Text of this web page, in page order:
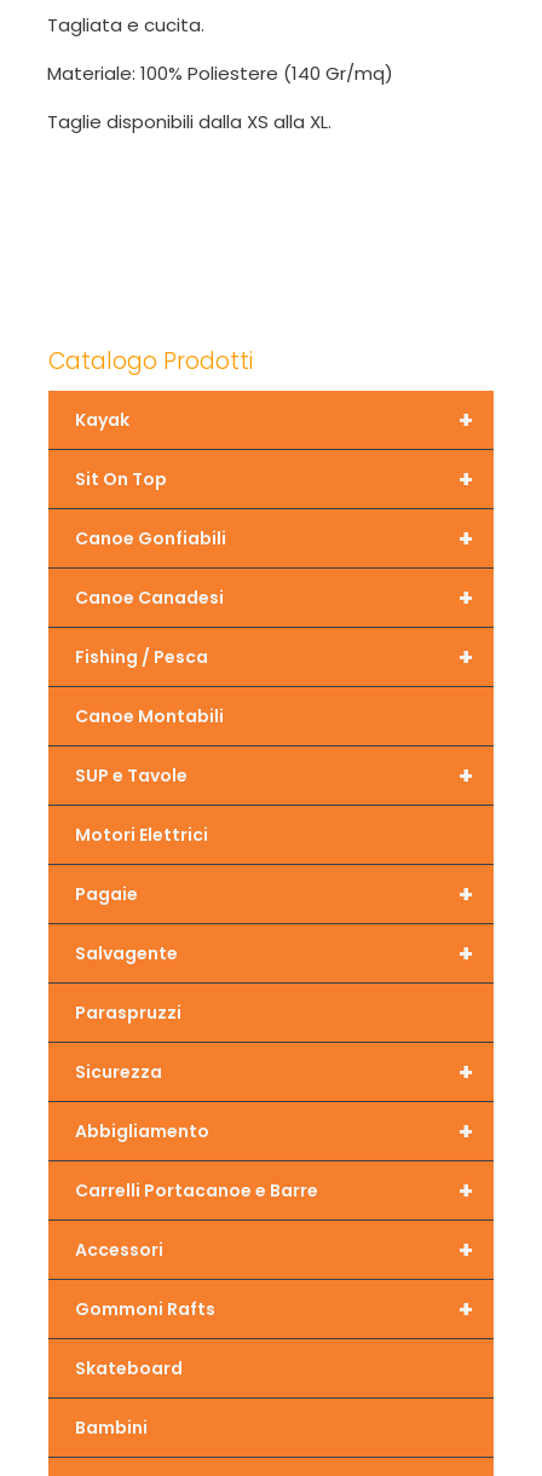
Tagliata e cucita.
Materiale: 100% Poliestere (140 Gr/mq)
Taglie disponibili dalla XS alla XL.
Catalogo Prodotti
+
Kayak
+
Sit On Top
+
Canoe Gonfiabili
+
Canoe Canadesi
+
Fishing / Pesca
Canoe Montabili
+
SUP e Tavole
Motori Elettrici
+
Pagaie
+
Salvagente
Paraspruzzi
+
Sicurezza
+
Abbigliamento
+
Carrelli Portacanoe e Barre
+
Accessori
+
Gommoni Rafts
Skateboard
Bambini